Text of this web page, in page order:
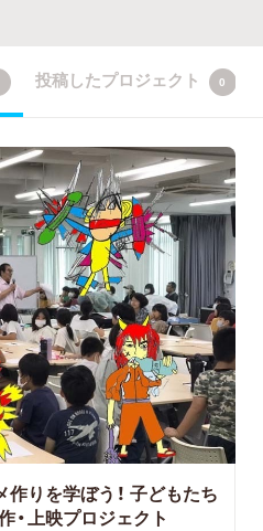
投稿したプロジェクト 0
りを学ぼう！ 子どもたち
・上映プロジェクト